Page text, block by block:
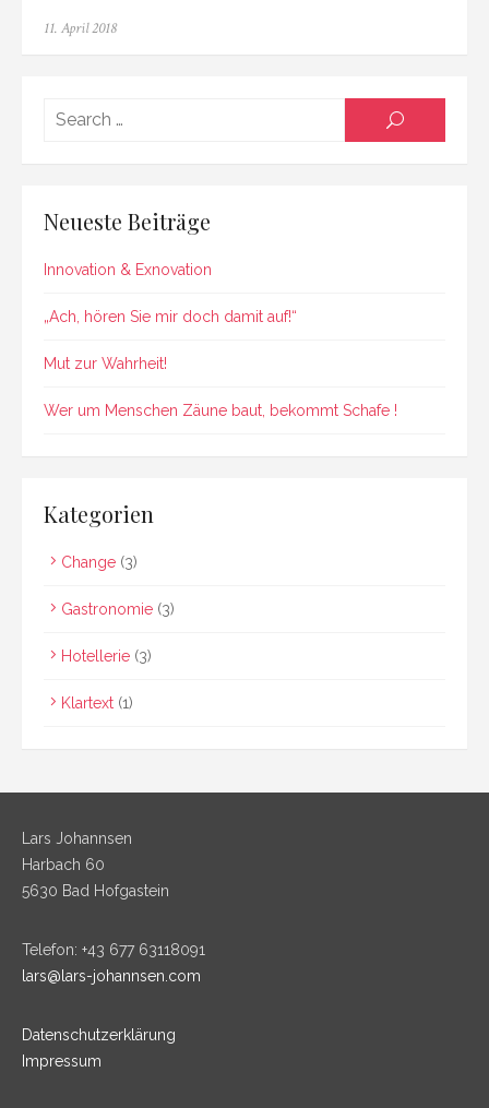
Posted
11. April 2018
SEARCH
Neueste Beiträge
Innovation & Exnovation
„Ach, hören Sie mir doch damit auf!“
Mut zur Wahrheit!
Wer um Menschen Zäune baut, bekommt Schafe !
Kategorien
Change (3)
Gastronomie (3)
Hotellerie (3)
Klartext (1)
Lars Johannsen
Harbach 60
5630 Bad Hofgastein
Telefon: +43 677 63118091
lars@lars-johannsen.com
Datenschutzerklärung
Impressum